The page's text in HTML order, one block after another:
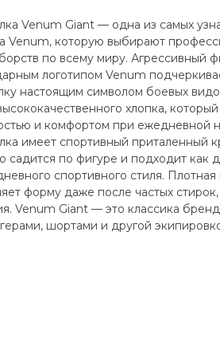
Venum Giant — одна из самых
Venum, которую выбирают
по всему миру. Агрессивный
логотипом Venum
настоящим символом боевых
хлопка,
и комфортом при ежедневной
имеет спортивный приталенный
садится по фигуре и подходит как
спортивного стиля. Плотная
форму даже после частых
Venum Giant — это классика
шортами и другой